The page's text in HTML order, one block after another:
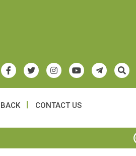
CONTACT US